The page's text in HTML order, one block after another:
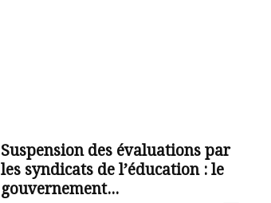
Suspension des évaluations par
les syndicats de l’éducation : le
gouvernement...